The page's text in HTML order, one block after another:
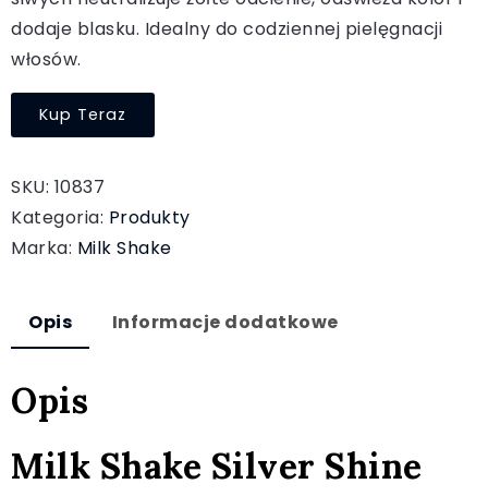
dodaje blasku. Idealny do codziennej pielęgnacji
włosów.
Kup Teraz
SKU: 10837
Kategoria: Produkty
Marka: Milk Shake
Opis Informacje dodatkowe
Opis
Milk Shake Silver Shine